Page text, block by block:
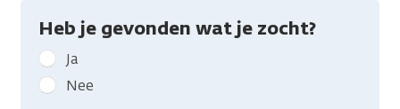
Heb je gevonden wat je zocht?
Geef
kanker.nl
feedback:
Ja
Nee